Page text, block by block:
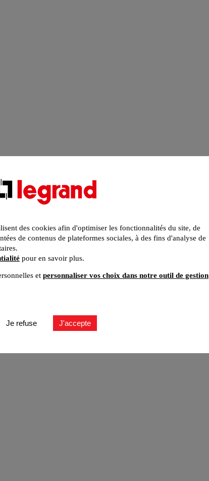
des cookies afin d'optimiser les fonctionnalités du site, de
de contenus de plateformes sociales, à des fins d'analyse de
pour en savoir plus.
et personnaliser vos choix dans notre outil de gestion
Je refuse J'accepte